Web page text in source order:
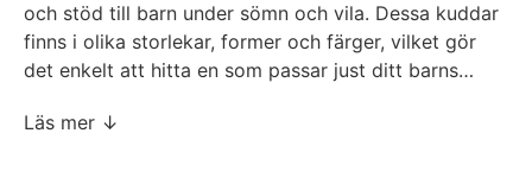
och stöd till barn under sömn och vila. Dessa kuddar
finns i olika storlekar, former och färger, vilket gör
det enkelt att hitta en som passar just ditt barns
Kuddarna är ofta tillverkade av mjuka, hypoallergena
Läs mer ↓